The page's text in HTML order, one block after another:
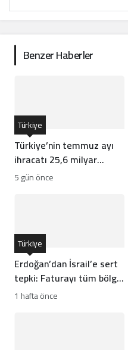
Benzer Haberler
Türkiye’nin temmuz ayı
ihracatı 25,6 milyar
dolarla rekor kırdı
Türkiye
5 gün önce
Erdoğan’dan İsrail’e sert
tepki: Faturayı tüm bölge
ödüyor
Türkiye
1 hafta önce